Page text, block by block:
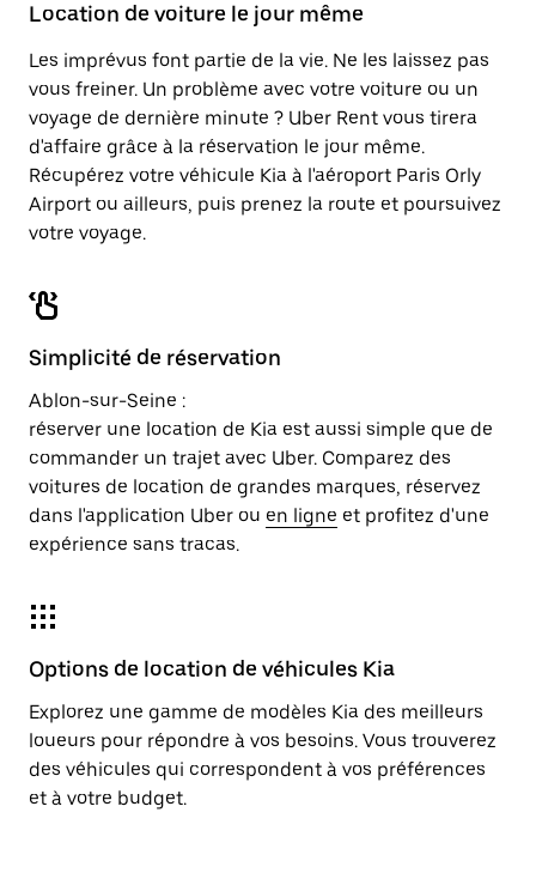
le
pour
le
calendrier.
Location de voiture le jour même
Les imprévus font partie de la vie. Ne les laissez pas
vous freiner. Un problème avec votre voiture ou un
voyage de dernière minute ? Uber Rent vous tirera
d'affaire grâce à la réservation le jour même.
Récupérez votre véhicule Kia à l'aéroport Paris Orly
Airport ou ailleurs, puis prenez la route et poursuivez
votre voyage.
Simplicité de réservation
Ablon-sur-Seine :
réserver une location de Kia est aussi simple que de
commander un trajet avec Uber. Comparez des
voitures de location de grandes marques, réservez
dans l'application Uber ou en ligne et profitez d'une
expérience sans tracas.
Options de location de véhicules Kia
Explorez une gamme de modèles Kia des meilleurs
loueurs pour répondre à vos besoins. Vous trouverez
des véhicules qui correspondent à vos préférences
et à votre budget.